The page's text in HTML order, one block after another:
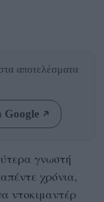
αποτελέσματα
Google
γνωστή
χρόνια,
ντοκιμαντέρ